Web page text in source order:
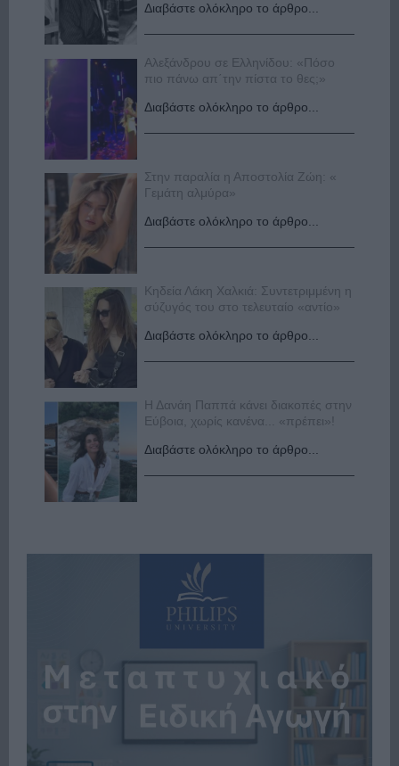
Διαβάστε ολόκληρο το άρθρο...
Αλεξάνδρου σε Ελληνίδου: «Πόσο
πιο πάνω απ΄την πίστα το θες;»
Διαβάστε ολόκληρο το άρθρο...
Στην παραλία η Αποστολία Ζώη: «
Γεμάτη αλμύρα»
Διαβάστε ολόκληρο το άρθρο...
Κηδεία Λάκη Χαλκιά: Συντετριμμένη η
σύζυγός του στο τελευταίο «αντίο»
Διαβάστε ολόκληρο το άρθρο...
Η Δανάη Παππά κάνει διακοπές στην
Εύβοια, χωρίς κανένα... «πρέπει»!
Διαβάστε ολόκληρο το άρθρο...